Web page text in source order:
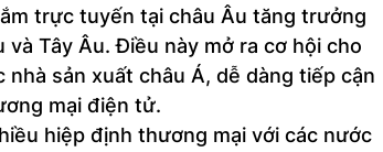
trực tuyến tại châu Âu tăng trưởng
Tây Âu. Điều này mở ra cơ hội cho
sản xuất châu Á, dễ dàng tiếp cận
mại điện tử.
hiệp định thương mại với các nước